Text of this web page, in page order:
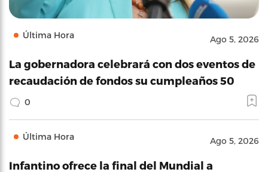
Última Hora Ago 5, 2026
La gobernadora celebrará con dos eventos de
recaudación de fondos su cumpleaños 50
0
Última Hora Ago 5, 2026
Infantino ofrece la final del Mundial a